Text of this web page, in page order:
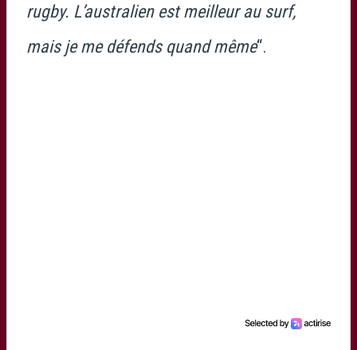
rugby. L’australien est meilleur au surf,
mais je me défends quand même“.